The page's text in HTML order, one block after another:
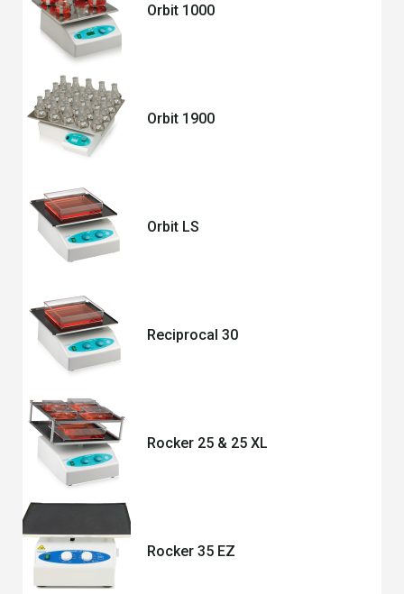
Orbit 1000
Orbit 1900
Orbit LS
Reciprocal 30
Rocker 25 & 25 XL
Rocker 35 EZ